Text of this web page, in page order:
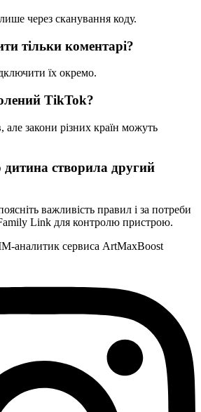
через сканування коду.
тільки коментарі?
їх окремо.
TikTok?
закони різних країн можуть
створила другий
важливість правил і за потреби
Link для контролю пристрою.